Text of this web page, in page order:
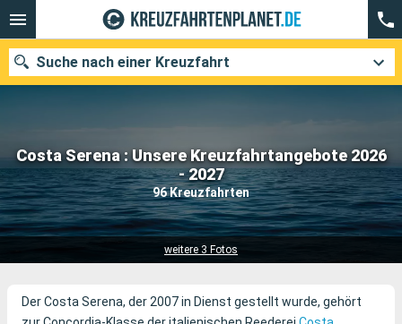
Costa Serena : Unsere Kreuzfahrtangebote 2026
- 2027
96 Kreuzfahrten
weitere 3 Fotos
Suche nach einer Kreuzfahrt
Unsere Ziele
Abfahrtsmonat
Der Costa Serena, der 2007 in Dienst gestellt wurde, gehört